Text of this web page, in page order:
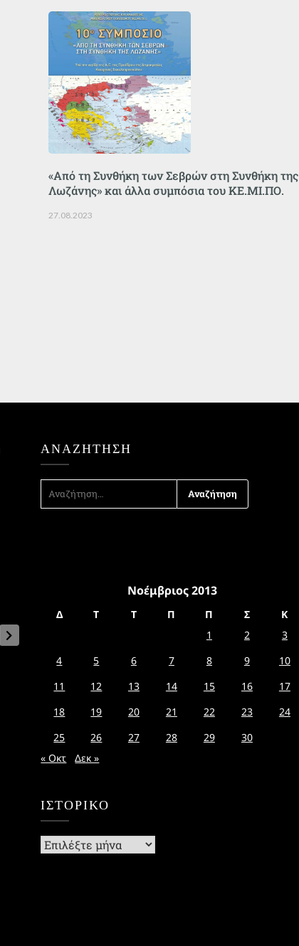
«Από τη Συνθήκη των Σεβρών στη Συνθήκη της
Λωζάνης» και άλλα συμπόσια του ΚΕ.ΜΙ.ΠΟ.
27.08.2023
ΑΝΑΖΉΤΗΣΗ
ΓΙΑ:
Νοέμβριος 2013
Δ Τ Τ Π Π Σ
Κ
1
2
3
4
5 6 7 8 9
10
11
12 13 14 15 16
17
18
19 20 21 22 23
24
25
26 27 28 29
30
« Οκτ
Δεκ »
ΙΣΤΟΡΙΚΌ
Ιστορικό